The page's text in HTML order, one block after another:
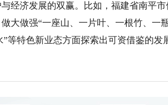
经济发展的双赢。比如，福建省南平
大做强“一座山、一片叶、一根竹、一
”等特色新业态方面探索出可资借鉴的发